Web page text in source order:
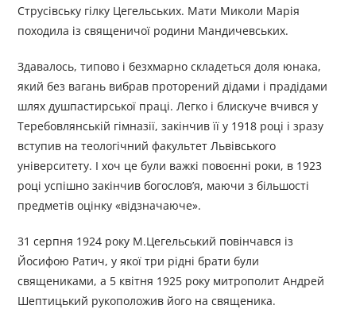
Струсівську гілку Цегельських. Мати Миколи Марія
походила із священичої родини Мандичевських.
Здавалось, типово і безхмарно складеться доля юнака,
який без вагань вибрав проторений дідами і прадідами
шлях душпастирської праці. Легко і блискуче вчився у
Теребовлянській гімназії, закінчив її у 1918 році і зразу
вступив на теологічний факультет Львівського
університету. І хоч це були важкі повоєнні роки, в 1923
році успішно закінчив богослов’я, маючи з більшості
предметів оцінку «відзначаюче».
31 серпня 1924 року М.Цегельський повінчався із
Йосифою Ратич, у якої три рідні брати були
священиками, а 5 квітня 1925 року митрополит Андрей
Шептицький рукоположив його на священика.